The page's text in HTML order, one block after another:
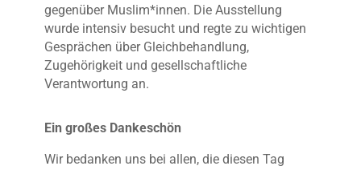
gegenüber Muslim*innen. Die Ausstellung
wurde intensiv besucht und regte zu wichtigen
Gesprächen über Gleichbehandlung,
Zugehörigkeit und gesellschaftliche
Verantwortung an.
Ein großes Dankeschön
Wir bedanken uns bei allen, die diesen Tag